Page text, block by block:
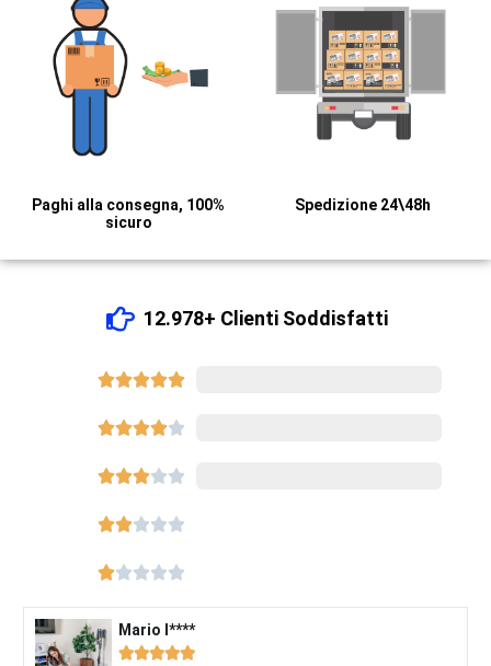
Paghi alla consegna, 100%
sicuro
Spedizione 24\48h
12.978+ Clienti Soddisfatti





Mario I****​
